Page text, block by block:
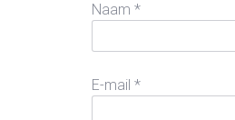
Naam *
E-mail *